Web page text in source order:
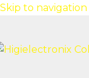
Skip to navigation